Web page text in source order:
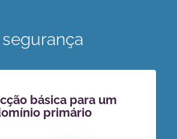
segurança
básica para um
primário